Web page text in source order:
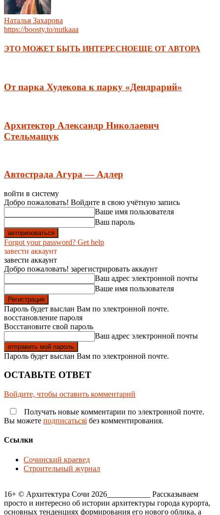
Наталья Захарова
https://boosty.to/nutkaaa
ЭТО МОЖЕТ БЫТЬ ИНТЕРЕСНОЕЩЕ ОТ АВТОРА
От парка Худекова к парку «Дендрарий»
Архитектор Александр Николаевич
Стельмащук
Автострада Агура — Адлер
войти в систему
Добро пожаловать! Войдите в свою учётную запись
Ваше имя пользователя
Ваш пароль
Forgot your password? Get help
завести аккаунт
завести аккаунт
Добро пожаловать! зарегистрировать аккаунт
Ваш адрес электронной почты
Ваше имя пользователя
Пароль будет выслан Вам по электронной почте.
восстановление пароля
Восстановите свой пароль
Ваш адрес электронной почты
Пароль будет выслан Вам по электронной почте.
ОСТАВЬТЕ ОТВЕТ
Войдите, чтобы оставить комментарий
Получать новые комментарии по электронной почте.
Вы можете подписатьсяi без комментирования.
Ссылки
Сочинский краевед
Строительный журнал
16+ © Архитектура Сочи 2026___________ Рассказываем
просто и интересно об истории архитектуры города курорта,
основных тенденциях формирования его нового облика, а